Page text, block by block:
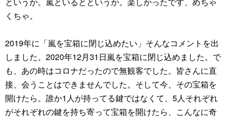
くちゃ。
2019年に「嵐を宝箱に閉じ込めたい」そんなコメントを出
しました。2020年12月31日嵐を宝箱に閉じ込めました。で
も、あの時はコロナだったので無観客でした。皆さんに直
接、会うことはできませんでした。そして今、その宝箱を
開けたら。誰か1人が持ってる鍵ではなくて、5人それぞれ
がそれぞれの鍵を持ち寄って宝箱を開けたら、こんなに奇